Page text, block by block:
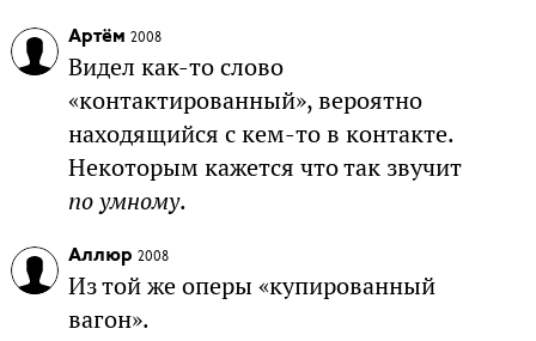
Артём 2008
Видел как-то слово
«контактированный», вероятно
находящийся с кем-то в контакте.
Некоторым кажется что так звучит
по умному.
Аллюр 2008
Из той же оперы «купированный
вагон».